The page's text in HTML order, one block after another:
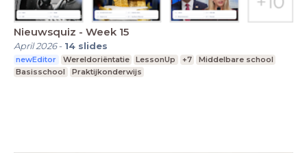
Nieuwsquiz - Week 15
April 2026- 14 slides
newEditor Wereldoriëntatie LessonUp +7
Middelbare school
Basisschool
Praktijkonderwijs